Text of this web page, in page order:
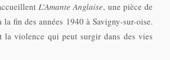
L’Amante Anglaise, une pièce de
fin des années 1940 à Savigny-sur-oise.
violence qui peut surgir dans des vies